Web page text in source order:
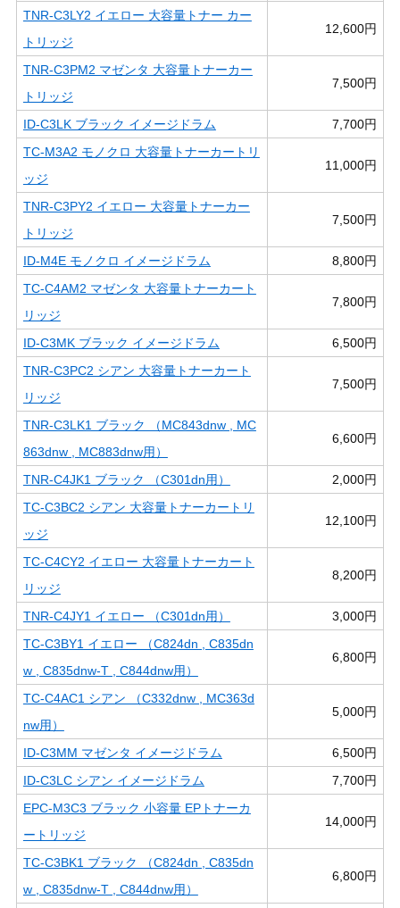
TNR-C3LY2 イエロー 大容量トナー カー
トリッジ
12,600円
TNR-C3PM2 マゼンタ 大容量トナーカー
トリッジ
7,500円
ID-C3LK ブラック イメージドラム
7,700円
TC-M3A2 モノクロ 大容量トナーカートリ
ッジ
11,000円
TNR-C3PY2 イエロー 大容量トナーカー
トリッジ
7,500円
ID-M4E モノクロ イメージドラム
8,800円
TC-C4AM2 マゼンタ 大容量トナーカート
リッジ
7,800円
ID-C3MK ブラック イメージドラム
6,500円
TNR-C3PC2 シアン 大容量トナーカート
リッジ
7,500円
TNR-C3LK1 ブラック （MC843dnw , MC
863dnw , MC883dnw用）
6,600円
TNR-C4JK1 ブラック （C301dn用）
2,000円
TC-C3BC2 シアン 大容量トナーカートリ
ッジ
12,100円
TC-C4CY2 イエロー 大容量トナーカート
リッジ
8,200円
TNR-C4JY1 イエロー （C301dn用）
3,000円
TC-C3BY1 イエロー （C824dn , C835dn
w , C835dnw-T , C844dnw用）
6,800円
TC-C4AC1 シアン （C332dnw , MC363d
nw用）
5,000円
ID-C3MM マゼンタ イメージドラム
6,500円
ID-C3LC シアン イメージドラム
7,700円
EPC-M3C3 ブラック 小容量 EPトナーカ
ートリッジ
14,000円
TC-C3BK1 ブラック （C824dn , C835dn
w , C835dnw-T , C844dnw用）
6,800円